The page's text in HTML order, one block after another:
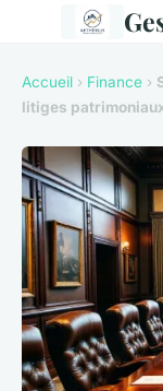
Accueil › Finance ›
litiges